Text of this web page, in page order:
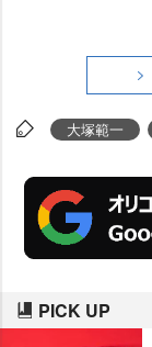
大塚範一
PICK UP